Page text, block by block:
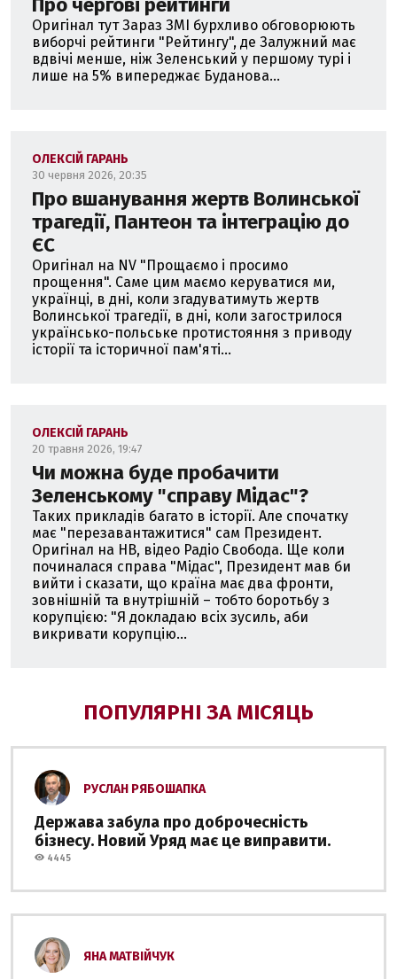
Про чергові рейтинги
Оригінал тут Зараз ЗМІ бурхливо обговорюють
виборчі рейтинги "Рейтингу", де Залужний має
вдвічі менше, ніж Зеленський у першому турі і
лише на 5% випереджає Буданова...
ОЛЕКСІЙ ГАРАНЬ
30 червня 2026, 20:35
Про вшанування жертв Волинської
трагедії, Пантеон та інтеграцію до
ЄС
Оригінал на NV "Прощаємо і просимо
прощення". Саме цим маємо керуватися ми,
українці, в дні, коли згадуватимуть жертв
Волинської трагедії, в дні, коли загострилося
українсько-польське протистояння з приводу
історії та історичної пам'яті...
ОЛЕКСІЙ ГАРАНЬ
20 травня 2026, 19:47
Чи можна буде пробачити
Зеленському "справу Мідас"?
Таких прикладів багато в історії. Але спочатку
має "перезавантажитися" сам Президент.
Оригінал на НВ, відео Радіо Свобода. Ще коли
починалася справа "Мідас", Президент мав би
вийти і сказати, що країна має два фронти,
зовнішній та внутрішній – тобто боротьбу з
корупцією: "Я докладаю всіх зусиль, аби
викривати корупцію...
ПОПУЛЯРНІ ЗА МІСЯЦЬ
РУСЛАН РЯБОШАПКА
Держава забула про доброчесність
бізнесу. Новий Уряд має це виправити.
4445
ЯНА МАТВІЙЧУК